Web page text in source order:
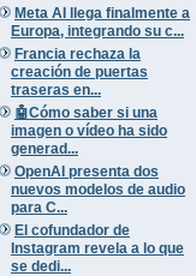
Meta AI llega finalmente a
Europa, integrando su c...
Francia rechaza la
creación de puertas
traseras en...
🤖Cómo saber si una
imagen o vídeo ha sido
generad...
OpenAI presenta dos
nuevos modelos de audio
para C...
El cofundador de
Instagram revela a lo que
se dedi...